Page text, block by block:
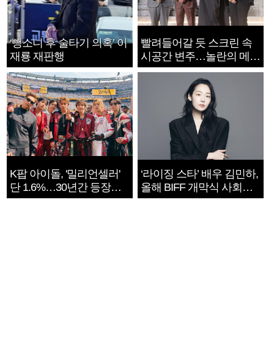
‘뺑소니 후 술타기 의혹’ 이
재룡 재판행
빨려들어갈 듯 스크린 속
시공간 변주…놀란의 메시
지는 ‘전쟁 속죄’
K팝 아이돌, '밀리언셀러'
단 1.6%…30년간 등장
1182개팀 전수조사
‘라이징 스타’ 배우 김민하,
올해 BIFF 개막식 사회자
확정